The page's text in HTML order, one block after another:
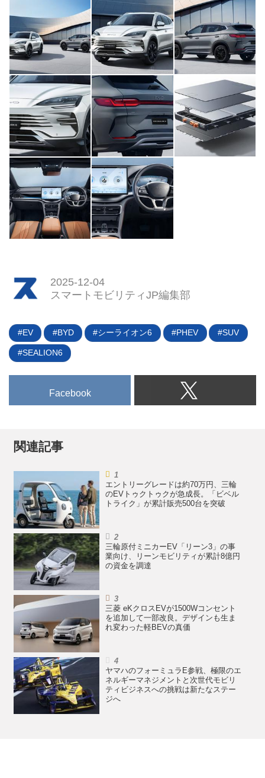
2025-12-04
スマートモビリティJP編集部
EV BYD シーライオン6 PHEV SUV
SEALION6
Facebook
関連記事
エントリーグレードは約70万円、三輪
のEVトゥクトゥクが急成長。「ビベル
トライク」が累計販売500台を突破
三輪原付ミニカーEV「リーン3」の事
業向け、リーンモビリティが累計8億円
の資金を調達
三菱 eKクロスEVが1500Wコンセント
を追加して一部改良。デザインも生ま
れ変わった軽BEVの真価
ヤマハのフォーミュラE参戦、極限のエ
ネルギーマネジメントと次世代モビリ
ティビジネスへの挑戦は新たなステー
ジへ